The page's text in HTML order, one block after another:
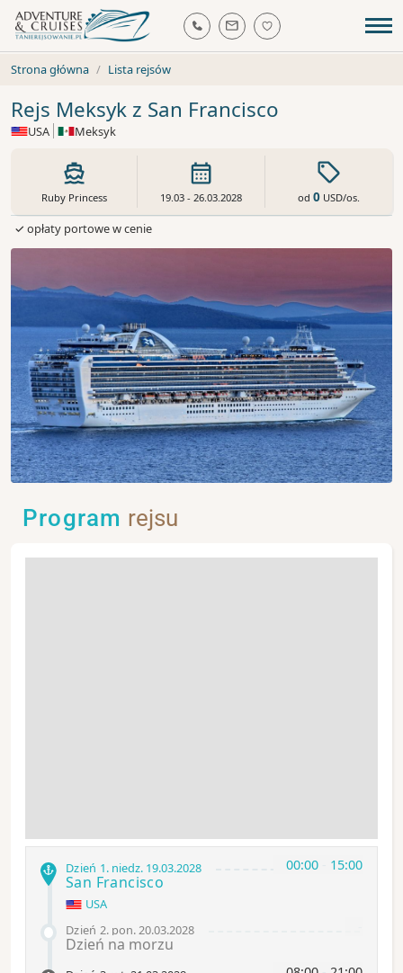
Strona główna Lista rejsów
Rejs Meksyk z San Francisco
USA Meksyk
Ruby Princess 19.03 - 26.03.2028 od 0USD/os.
✓ opłaty portowe w cenie
Program rejsu
00:00 15:00
Dzień 1. niedz. 19.03.2028
San Francisco
USA
Dzień 2. pon.20.03.2028
Dzień na morzu